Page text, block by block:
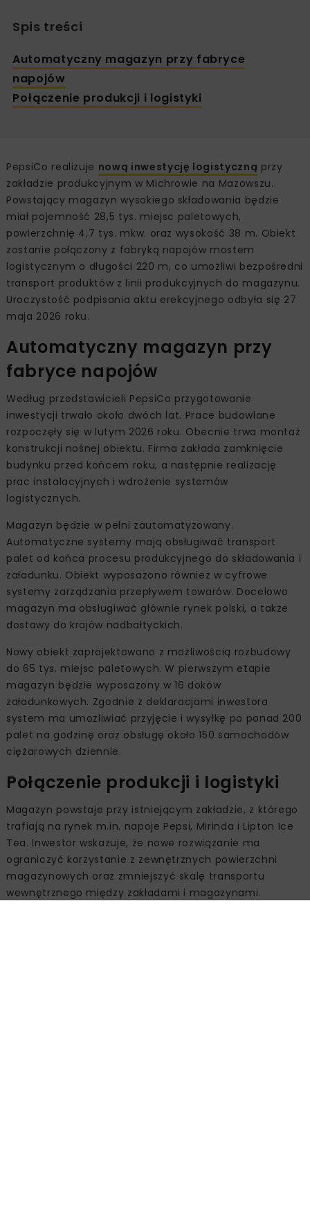
Spis treści
Automatyczny magazyn przy fabryce
napojów
Połączenie produkcji i logistyki
PepsiCo realizuje nową inwestycję logistyczną przy
zakładzie produkcyjnym w Michrowie na Mazowszu.
Powstający magazyn wysokiego składowania będzie
miał pojemność 28,5 tys. miejsc paletowych,
powierzchnię 4,7 tys. mkw. oraz wysokość 38 m. Obiekt
zostanie połączony z fabryką napojów mostem
logistycznym o długości 220 m, co umożliwi bezpośredni
transport produktów z linii produkcyjnych do magazynu.
Uroczystość podpisania aktu erekcyjnego odbyła się 27
maja 2026 roku.
Automatyczny magazyn przy
fabryce napojów
Według przedstawicieli PepsiCo przygotowanie
inwestycji trwało około dwóch lat. Prace budowlane
rozpoczęły się w lutym 2026 roku. Obecnie trwa montaż
konstrukcji nośnej obiektu. Firma zakłada zamknięcie
budynku przed końcem roku, a następnie realizację
prac instalacyjnych i wdrożenie systemów
logistycznych.
Magazyn będzie w pełni zautomatyzowany.
Automatyczne systemy mają obsługiwać transport
palet od końca procesu produkcyjnego do składowania i
załadunku. Obiekt wyposażono również w cyfrowe
systemy zarządzania przepływem towarów. Docelowo
magazyn ma obsługiwać głównie rynek polski, a także
dostawy do krajów nadbałtyckich.
Nowy obiekt zaprojektowano z możliwością rozbudowy
do 65 tys. miejsc paletowych. W pierwszym etapie
magazyn będzie wyposażony w 16 doków
załadunkowych. Zgodnie z deklaracjami inwestora
system ma umożliwiać przyjęcie i wysyłkę po ponad 200
palet na godzinę oraz obsługę około 150 samochodów
ciężarowych dziennie.
Połączenie produkcji i logistyki
Magazyn powstaje przy istniejącym zakładzie, z którego
trafiają na rynek m.in. napoje Pepsi, Mirinda i Lipton Ice
Tea. Inwestor wskazuje, że nowe rozwiązanie ma
ograniczyć korzystanie z zewnętrznych powierzchni
magazynowych oraz zmniejszyć skalę transportu
wewnętrznego między zakładami i magazynami.